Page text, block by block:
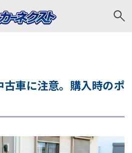
車に注意。購入時のポ